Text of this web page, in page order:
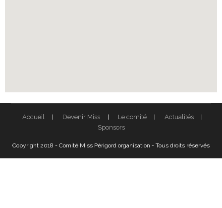
Accueil Devenir Miss Le comité
Actualités
Sponsors
Copyright 2018 - Comité Miss Périgord organisation - Tous droits réservés